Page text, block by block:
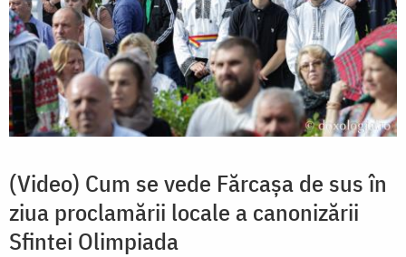
(Video) Cum se vede Fărcașa de sus în
ziua proclamării locale a canonizării
Sfintei Olimpiada